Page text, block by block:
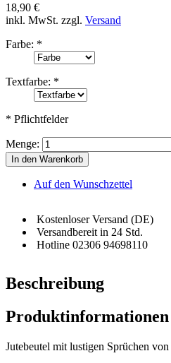
18,90 €
inkl. MwSt. zzgl. Versand
Farbe: *
Textfarbe: *
* Pflichtfelder
Menge:
In den Warenkorb
Auf den Wunschzettel
Kostenloser Versand (DE)
Versandbereit in 24 Std.
Hotline 02306 94698110
Beschreibung
Produktinformationen
Jutebeutel mit lustigen Sprüchen von